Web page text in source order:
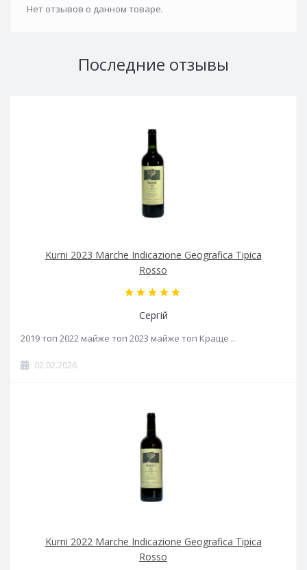
Нет отзывов о данном товаре.
Последние отзывы
Kurni 2023 Marche Indicazione Geografica Tipica
Rosso
Сергій
2019 топ 2022 майже топ 2023 майже топ Краще ..
02.02.2026
Kurni 2022 Marche Indicazione Geografica Tipica
Rosso